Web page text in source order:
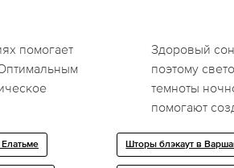
помогает
Здоровый
поэтому
темноты
помогают
Шторы блэкаут в